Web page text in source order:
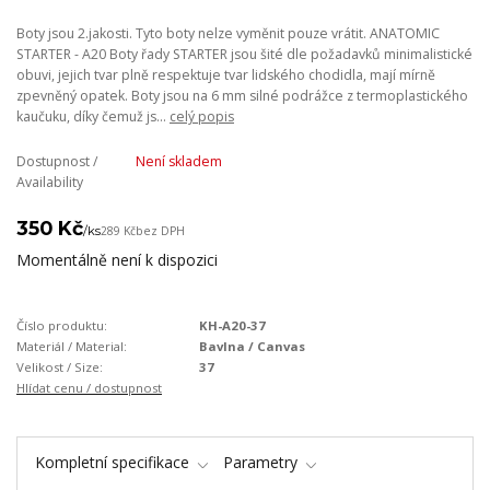
Boty jsou 2.jakosti. Tyto boty nelze vyměnit pouze vrátit. ANATOMIC
STARTER - A20 Boty řady STARTER jsou šité dle požadavků minimalistické
obuvi, jejich tvar plně respektuje tvar lidského chodidla, mají mírně
zpevněný opatek. Boty jsou na 6 mm silné podrážce z termoplastického
kaučuku, díky čemuž js... celý popis
Dostupnost /
Availability
Není skladem
350 Kč/ks289 Kčbez DPH
Momentálně není k dispozici
Číslo produktu:
KH-A20-37
Materiál / Material:
Bavlna / Canvas
Velikost / Size:
37
Hlídat cenu / dostupnost
Kompletní specifikace
Parametry